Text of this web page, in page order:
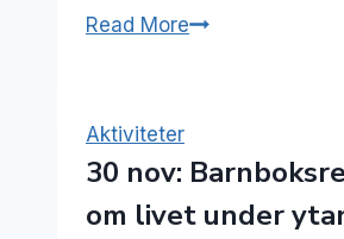
Read More20
Aktiviteter
30 nov:
om livet under